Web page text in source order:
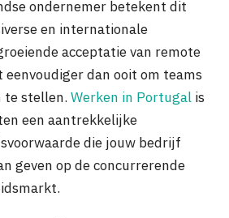
ondernemer betekent dit
en internationale
acceptatie van remote
dan ooit om teams
te stellen. Werken in Portugal is
een aantrekkelijke
die jouw bedrijf
geven op de concurrerende